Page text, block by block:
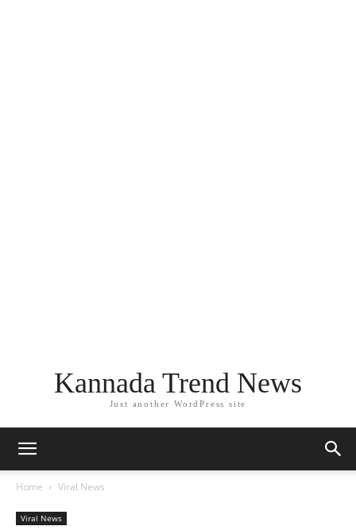
Kannada Trend News
Just another WordPress site
Home Viral News
Viral News